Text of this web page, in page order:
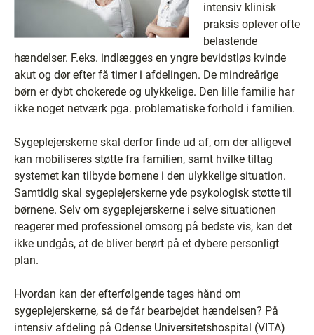
intensiv klinisk
praksis oplever ofte
belastende
hændelser. F.eks. indlægges en yngre bevidstløs kvinde
akut og dør efter få timer i afdelingen. De mindreårige
børn er dybt chokerede og ulykkelige. Den lille familie har
ikke noget netværk pga. problematiske forhold i familien.
Sygeplejerskerne skal derfor finde ud af, om der alligevel
kan mobiliseres støtte fra familien, samt hvilke tiltag
systemet kan tilbyde børnene i den ulykkelige situation.
Samtidig skal sygeplejerskerne yde psykologisk støtte til
børnene. Selv om sygeplejerskerne i selve situationen
reagerer med professionel omsorg på bedste vis, kan det
ikke undgås, at de bliver berørt på et dybere personligt
plan.
Hvordan kan der efterfølgende tages hånd om
sygeplejerskerne, så de får bearbejdet hændelsen? På
intensiv afdeling på Odense Universitetshospital (VITA)